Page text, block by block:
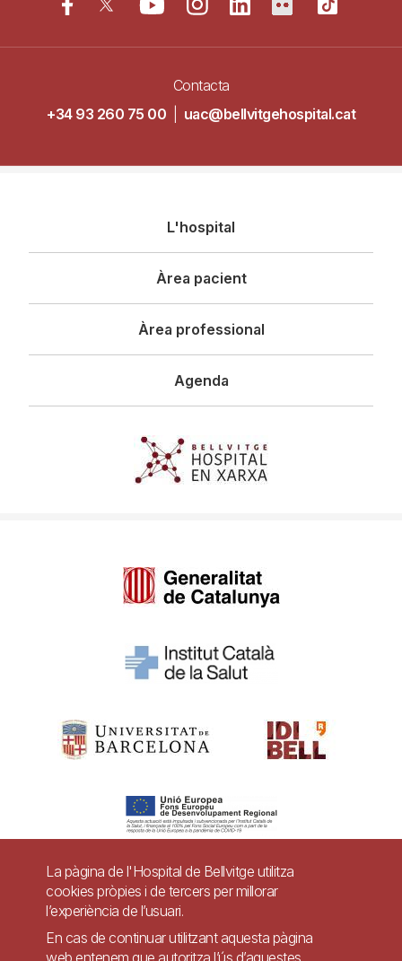
Contacta
+34 93 260 75 00
uac@bellvitgehospital.cat
principal
L'hospital
Àrea pacient
Àrea professional
Agenda
Pie
Contacte
Accessibilitat Avís legal Ajuda
La pàgina de l'Hospital de Bellvitge utilitza
cookies pròpies i de tercers per millorar
l’experiència de l’usuari.
En cas de continuar utilitzant aquesta pàgina